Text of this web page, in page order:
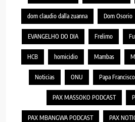
dom claudio dalla zuanna Dom Osorio
EVANGELHO DO DIA Frelimo
HCB homicidio Mambas
Noticias ONU Papa Francisco
PAX MASSOKO PODCAST
PAX MBANGWA PODCAST PAX